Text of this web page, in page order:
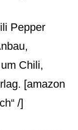
Pepper
Chili,
[amazon
/]